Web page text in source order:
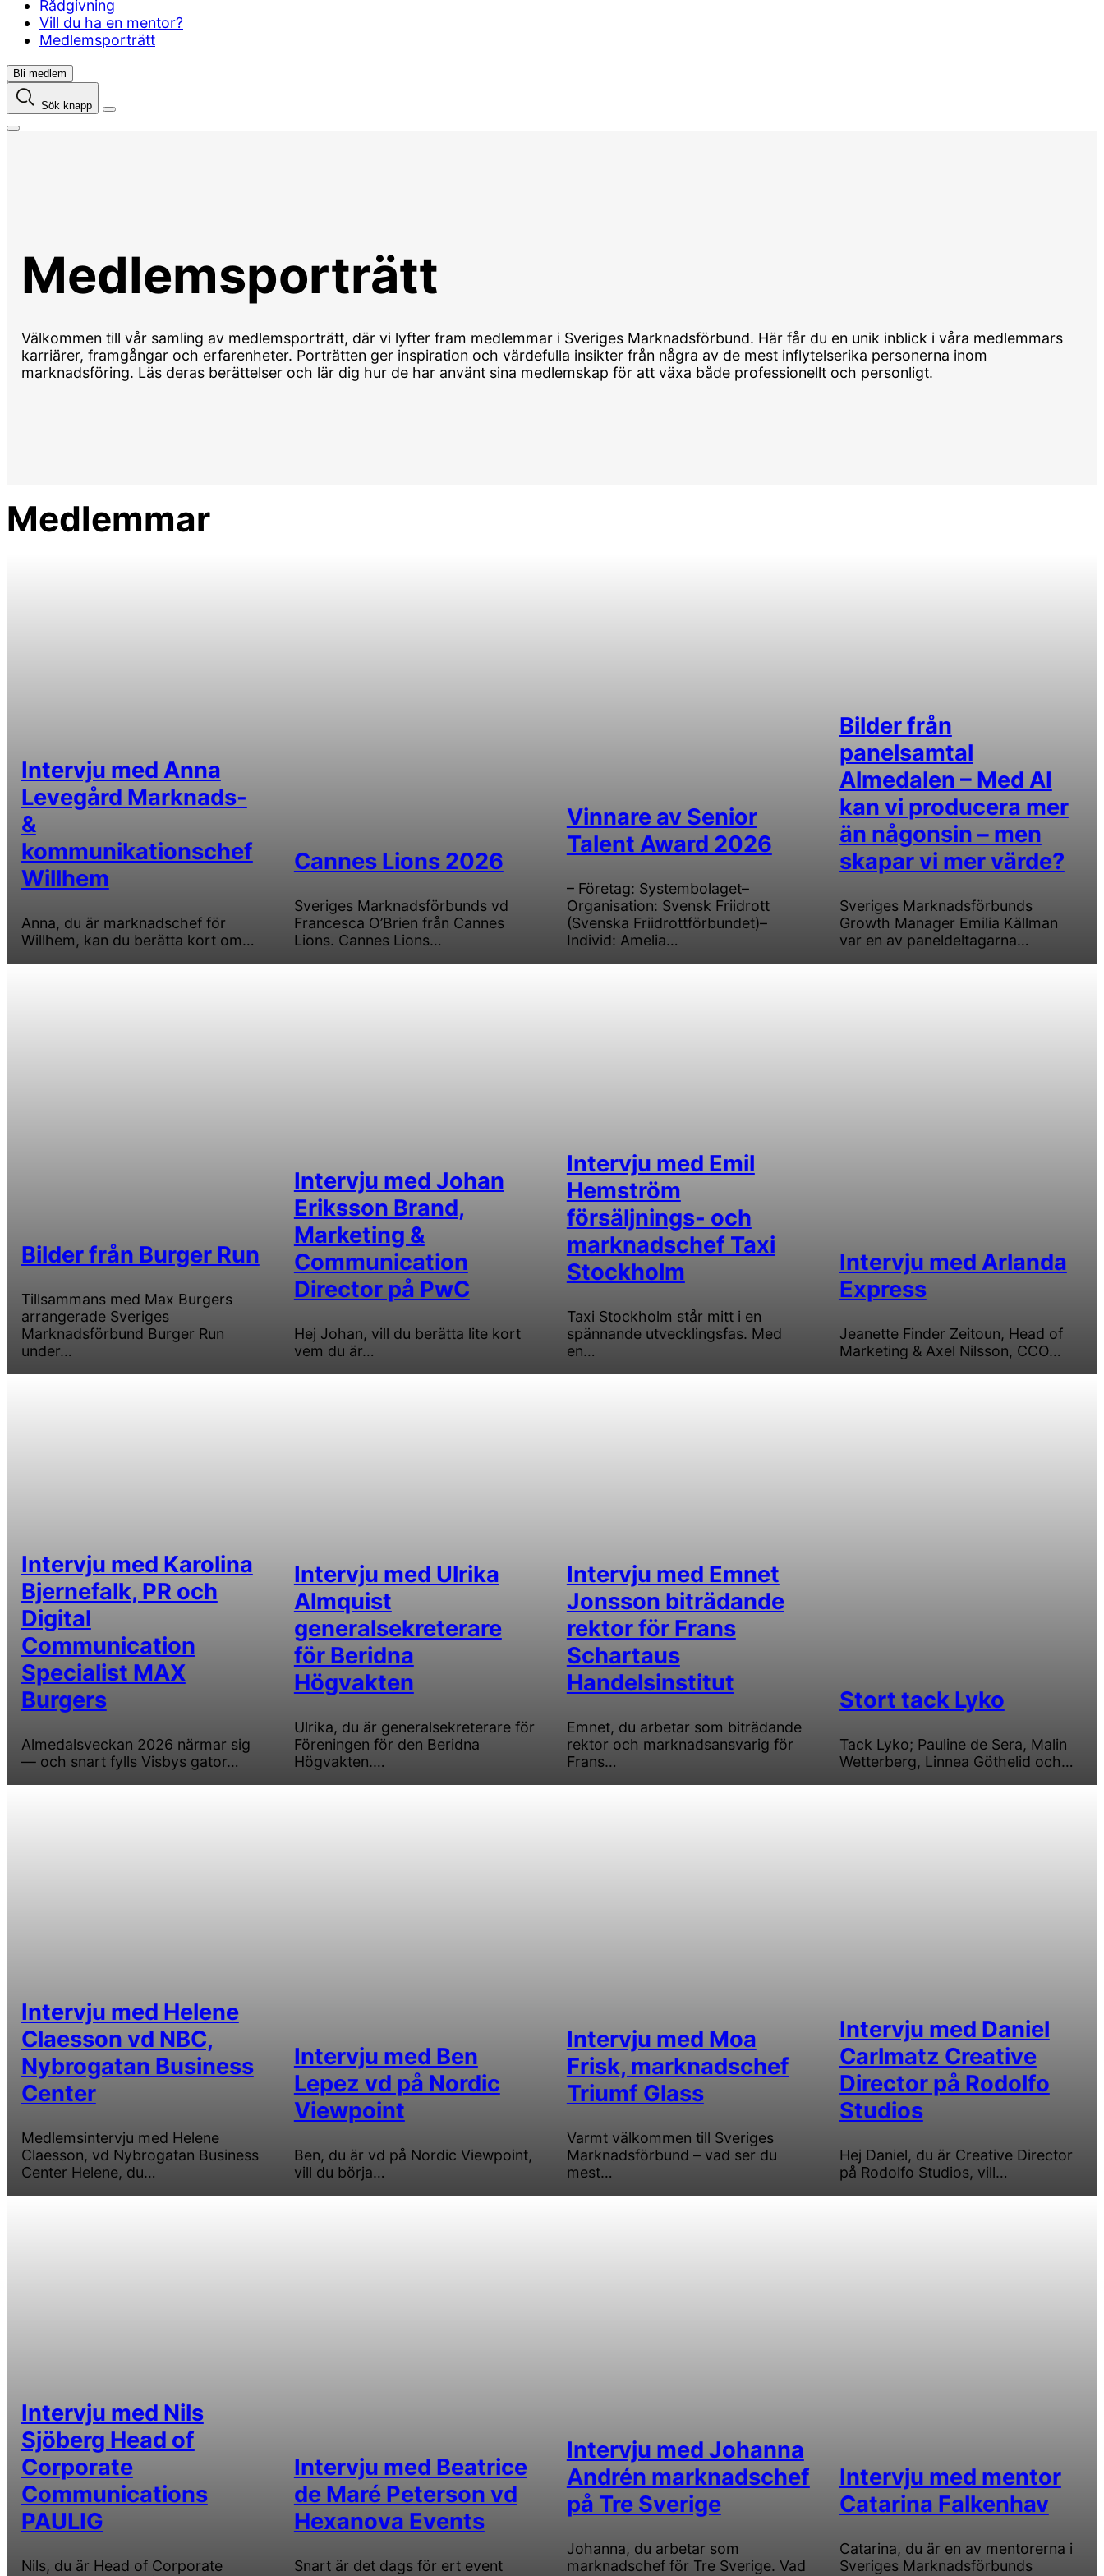
Rådgivning
Vill du ha en mentor?
Medlemsporträtt
Bli medlem
Sök knapp
Medlemsporträtt
Välkommen till vår samling av medlemsporträtt, där vi lyfter fram medlemmar i Sveriges Marknadsförbund. Här får du en unik inblick i våra medlemmars
karriärer, framgångar och erfarenheter. Porträtten ger inspiration och värdefulla insikter från några av de mest inflytelserika personerna inom
marknadsföring. Läs deras berättelser och lär dig hur de har använt sina medlemskap för att växa både professionellt och personligt.
Medlemmar
Intervju med Anna
Levegård Marknads-
&
kommunikationschef
Willhem
Anna, du är marknadschef för
Willhem, kan du berätta kort om…
Cannes Lions 2026
Sveriges Marknadsförbunds vd
Francesca O’Brien från Cannes
Lions. Cannes Lions…
Vinnare av Senior
Talent Award 2026
– Företag: Systembolaget–
Organisation: Svensk Friidrott
(Svenska Friidrottförbundet)–
Individ: Amelia…
Bilder från
panelsamtal
Almedalen – Med AI
kan vi producera mer
än någonsin – men
skapar vi mer värde?
Sveriges Marknadsförbunds
Growth Manager Emilia Källman
var en av paneldeltagarna…
Bilder från Burger Run
Tillsammans med Max Burgers
arrangerade Sveriges
Marknadsförbund Burger Run
under…
Intervju med Johan
Eriksson Brand,
Marketing &
Communication
Director på PwC
Hej Johan, vill du berätta lite kort
vem du är…
Intervju med Emil
Hemström
försäljnings- och
marknadschef Taxi
Stockholm
Taxi Stockholm står mitt i en
spännande utvecklingsfas. Med
en…
Intervju med Arlanda
Express
Jeanette Finder Zeitoun, Head of
Marketing & Axel Nilsson, CCO…
Intervju med Karolina
Bjernefalk, PR och
Digital
Communication
Specialist MAX
Burgers
Almedalsveckan 2026 närmar sig
— och snart fylls Visbys gator…
Intervju med Ulrika
Almquist
generalsekreterare
för Beridna
Högvakten
Ulrika, du är generalsekreterare för
Föreningen för den Beridna
Högvakten.…
Intervju med Emnet
Jonsson biträdande
rektor för Frans
Schartaus
Handelsinstitut
Emnet, du arbetar som biträdande
rektor och marknadsansvarig för
Frans…
Stort tack Lyko
Tack Lyko; Pauline de Sera, Malin
Wetterberg, Linnea Göthelid och…
Intervju med Helene
Claesson vd NBC,
Nybrogatan Business
Center
Medlemsintervju med Helene
Claesson, vd Nybrogatan Business
Center Helene, du…
Intervju med Ben
Lepez vd på Nordic
Viewpoint
Ben, du är vd på Nordic Viewpoint,
vill du börja…
Intervju med Moa
Frisk, marknadschef
Triumf Glass
Varmt välkommen till Sveriges
Marknadsförbund – vad ser du
mest…
Intervju med Daniel
Carlmatz Creative
Director på Rodolfo
Studios
Hej Daniel, du är Creative Director
på Rodolfo Studios, vill…
Intervju med Nils
Sjöberg Head of
Corporate
Communications
PAULIG
Nils, du är Head of Corporate
Intervju med Beatrice
de Maré Peterson vd
Hexanova Events
Snart är det dags för ert event
Intervju med Johanna
Andrén marknadschef
på Tre Sverige
Johanna, du arbetar som
marknadschef för Tre Sverige. Vad
Intervju med mentor
Catarina Falkenhav
Catarina, du är en av mentorerna i
Sveriges Marknadsförbunds